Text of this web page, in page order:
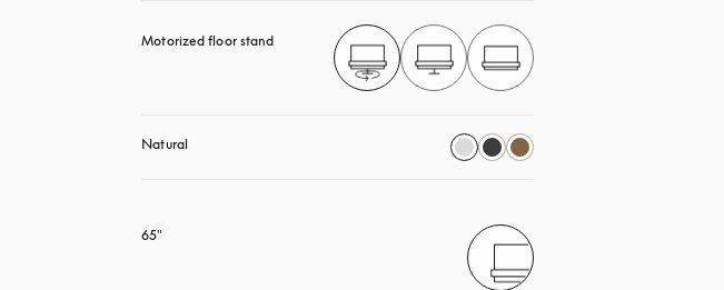
Motorized floor stand
Natural
65"